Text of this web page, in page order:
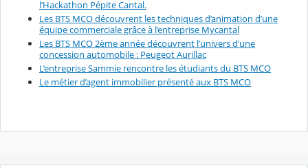
l’Hackathon Pépite Cantal.
Les BTS MCO découvrent les techniques d’animation d’une
équipe commerciale grâce à l’entreprise Mycantal
Les BTS MCO 2ème année découvrent l’univers d’une
concession automobile : Peugeot Aurillac
L’entreprise Sammie rencontre les étudiants du BTS MCO
Le métier d’agent immobilier présenté aux BTS MCO